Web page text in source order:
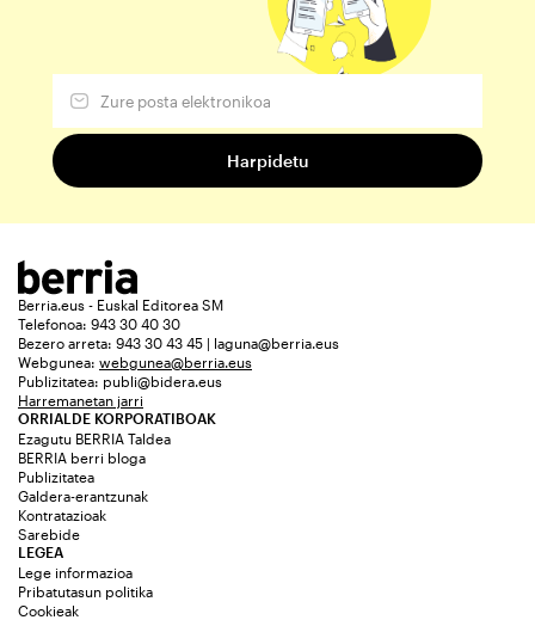
Berria.eus - Euskal Editorea SM
Telefonoa: 943 30 40 30
Bezero arreta: 943 30 43 45 | laguna@berria.eus
Webgunea: webgunea@berria.eus
Publizitatea: publi@bidera.eus
Harremanetan jarri
ORRIALDE KORPORATIBOAK
Ezagutu BERRIA Taldea
BERRIA berri bloga
Publizitatea
Galdera-erantzunak
Kontratazioak
Sarebide
LEGEA
Lege informazioa
Pribatutasun politika
Cookieak